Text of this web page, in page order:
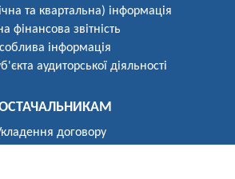
та квартальна) інформація
фінансова звітність
інформація
аудиторської діяльності
договору